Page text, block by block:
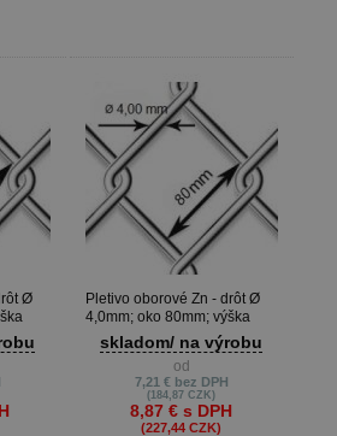
Ø
Pletivo oborové Zn - drôt Ø
4,0mm; oko 80mm; výška
125cm
skladom/ na výrobu
od
7,21 € bez DPH
(184,87 CZK)
8,87 € s DPH
(227,44 CZK)